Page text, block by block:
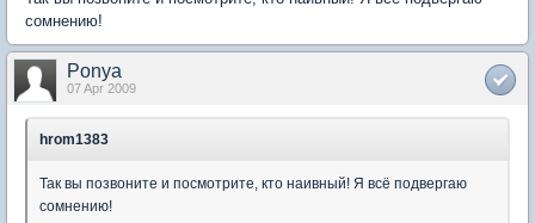
сомнению!
Ponya
07 Apr 2009
hrom1383
Так вы позвоните и посмотрите, кто наивный! Я всё подвергаю
сомнению!